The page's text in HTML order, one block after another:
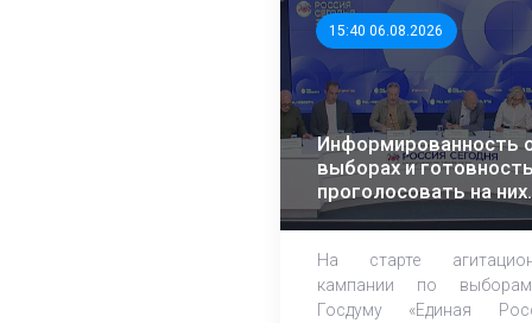
15:40 06.08.2026
Информированность
выборах и готовность
проголосовать на них
растет – эксперты
На старте
кампании по
Госдуму «Единая